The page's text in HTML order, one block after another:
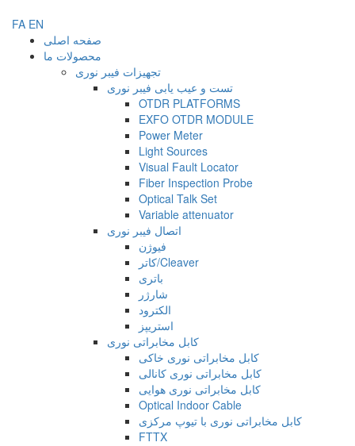
FA EN
صفحه اصلی
محصولات ما
تجهیزات فیبر نوری
تست و عیب یابی فیبر نوری
OTDR PLATFORMS
EXFO OTDR MODULE
Power Meter
Light Sources
Visual Fault Locator
Fiber Inspection Probe
Optical Talk Set
Variable attenuator
اتصال فیبر نوری
فیوژن
کاتر/Cleaver
باتری
شارژر
الکترود
استریپز
کابل مخابراتی نوری
کابل مخابراتی نوری خاکی
کابل مخابراتی نوری کانالی
کابل مخابراتی نوری هوایی
Optical Indoor Cable
کابل مخابراتی نوری با تیوپ مرکزی
FTTX